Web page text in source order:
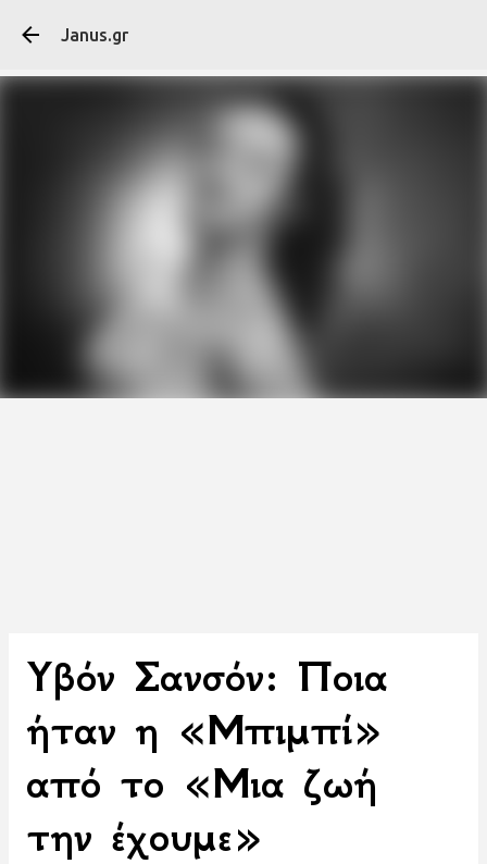
Janus.gr
Υβόν Σανσόν: Ποια
ήταν η «Μπιμπί»
από το «Μια ζωή
την έχουμε»